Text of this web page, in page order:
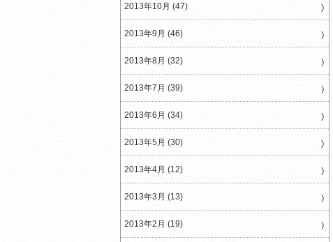
2013年10月 (47)
2013年9月 (46)
2013年8月 (32)
2013年7月 (39)
2013年6月 (34)
2013年5月 (30)
2013年4月 (12)
2013年3月 (13)
2013年2月 (19)